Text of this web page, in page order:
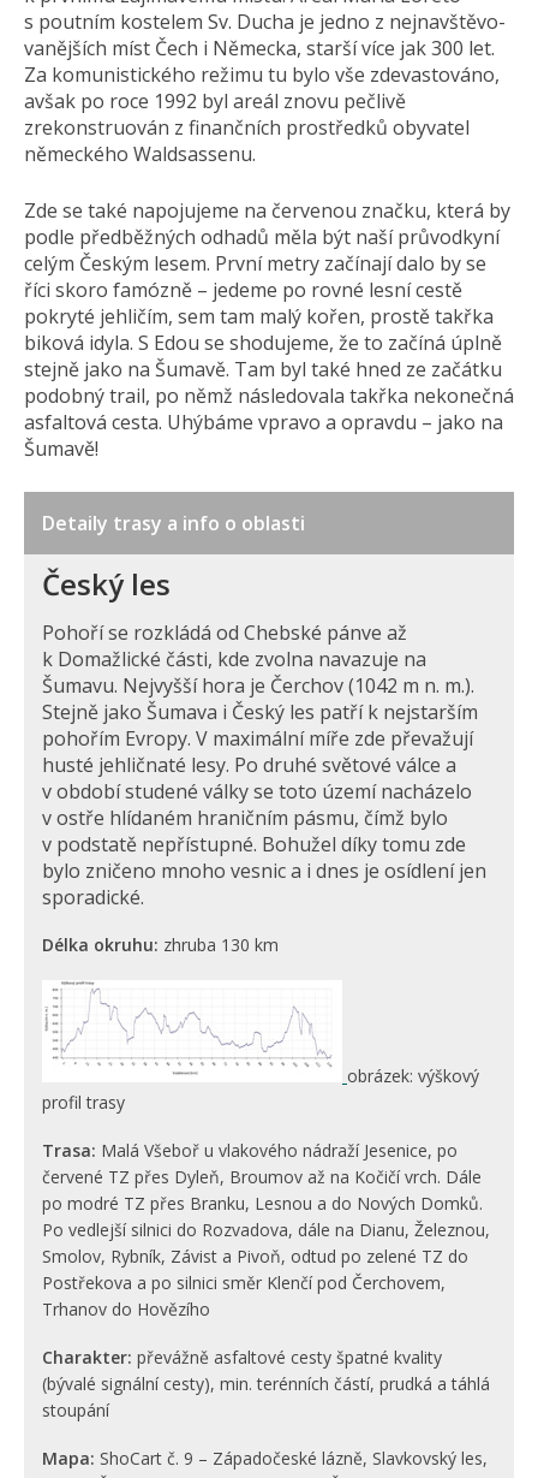
s poutním kostelem Sv. Ducha je jedno z nejnavštěvo­
vanějších míst Čech i Německa, starší více jak 300 let.
Za komunistického režimu tu bylo vše zdevastováno,
avšak po roce 1992 byl areál znovu pečlivě
zrekonstruován z finančních prostředků obyvatel
německého Waldsassenu.
Zde se také napojujeme na červenou značku, která by
podle předběžných odhadů měla být naší průvodkyní
celým Českým lesem. První metry začínají dalo by se
říci skoro famózně – jedeme po rovné lesní cestě
pokryté jehličím, sem tam malý kořen, prostě takřka
biková idyla. S Edou se shodujeme, že to začíná úplně
stejně jako na Šumavě. Tam byl také hned ze začátku
podobný trail, po němž následovala takřka nekonečná
asfaltová cesta. Uhýbáme vpravo a opravdu – jako na
Šumavě!
Detaily trasy a info o oblasti
Český les
Pohoří se rozkládá od Chebské pánve až
k Domažlické části, kde zvolna navazuje na
Šumavu. Nejvyšší hora je Čerchov (1042 m n. m.).
Stejně jako Šumava i Český les patří k nejstarším
pohořím Evropy. V maximální míře zde převažují
husté jehličnaté lesy. Po druhé světové válce a
v období studené války se toto území nacházelo
v ostře hlídaném hraničním pásmu, čímž bylo
v podstatě nepřístupné. Bohužel díky tomu zde
bylo zničeno mnoho vesnic a i dnes je osídlení jen
sporadické.
Délka okruhu: zhruba 130 km
obrázek: výškový
profil trasy
Trasa: Malá Všeboř u vlakového nádraží Jesenice, po
červené TZ přes Dyleň, Broumov až na Kočičí vrch. Dále
po modré TZ přes Branku, Lesnou a do Nových Domků.
Po vedlejší silnici do Rozvadova, dále na Dianu, Železnou,
Smolov, Rybník, Závist a Pivoň, odtud po zelené TZ do
Postřekova a po silnici směr Klenčí pod Čerchovem,
Trhanov do Hovězího
Charakter: převážně asfaltové cesty špatné kvality
(bývalé signální cesty), min. terénních částí, prudká a táhlá
stoupání
Mapa: ShoCart č. 9 – Západočeské lázně, Slavkovský les,